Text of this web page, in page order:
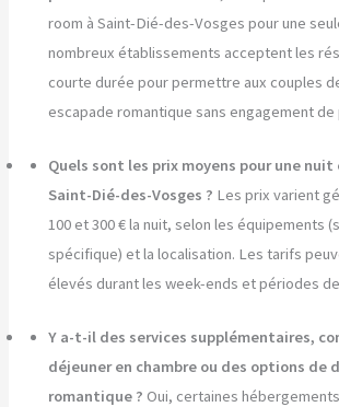
room à Saint-Dié-des-Vosges pour une
nombreux établissements acceptent les
courte durée pour permettre aux couples
escapade romantique sans engagement de
Quels sont les prix moyens pour une nuit
Saint-Dié-des-Vosges ? Les prix varient
100 et 300 € la nuit, selon les équipements
spécifique) et la localisation. Les tarifs
élevés durant les week-ends et périodes
Y a-t-il des services supplémentaires,
déjeuner en chambre ou des options de
romantique ? Oui, certaines